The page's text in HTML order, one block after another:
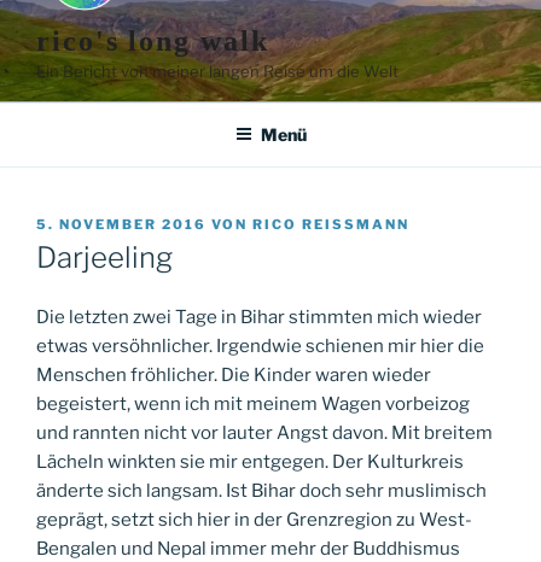
rico's long walk
Ein Bericht von meiner langen Reise um die Welt
Menü
VERÖFFENTLICHT
AM
5. NOVEMBER 2016 VON RICO REISSMANN
Darjeeling
Die letzten zwei Tage in Bihar stimmten mich wieder
etwas versöhnlicher. Irgendwie schienen mir hier die
Menschen fröhlicher. Die Kinder waren wieder
begeistert, wenn ich mit meinem Wagen vorbeizog
und rannten nicht vor lauter Angst davon. Mit breitem
Lächeln winkten sie mir entgegen. Der Kulturkreis
änderte sich langsam. Ist Bihar doch sehr muslimisch
geprägt, setzt sich hier in der Grenzregion zu West-
Bengalen und Nepal immer mehr der Buddhismus